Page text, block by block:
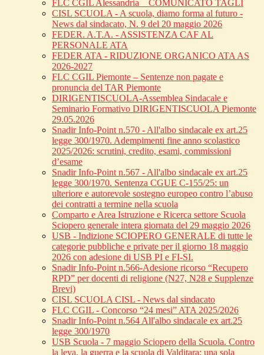
FLC CGIL Alessandria _ COMUNICATO TAGLI
CISL SCUOLA - A scuola, diamo forma al futuro -
News dal sindacato, N. 9 del 20 maggio 2026
FEDER. A.T.A. - ASSISTENZA CAF AL
PERSONALE ATA
FEDER ATA - RIDUZIONE ORGANICO ATA AS
2026-2027
FLC CGIL Piemonte – Sentenze non pagate e
pronuncia del TAR Piemonte
DIRIGENTISCUOLA-Assemblea Sindacale e
Seminario Formativo DIRIGENTISCUOLA Piemonte
29.05.2026
Snadir Info-Point n.570 - All'albo sindacale ex art.25
legge 300/1970. Adempimenti fine anno scolastico
2025/2026: scrutini, credito, esami, commissioni
d’esame
Snadir Info-Point n.567 - All'albo sindacale ex art.25
legge 300/1970. Sentenza CGUE C‑155/25: un
ulteriore e autorevole sostegno europeo contro l’abuso
dei contratti a termine nella scuola
Comparto e Area Istruzione e Ricerca settore Scuola
Sciopero generale intera giornata del 29 maggio 2026
USB - Indizione SCIOPERO GENERALE di tutte le
categorie pubbliche e private per il giorno 18 maggio
2026 con adesione di USB PI e FI-SI.
Snadir Info-Point n.566-Adesione ricorso “Recupero
RPD” per docenti di religione (N27, N28 e Supplenze
Brevi)
CISL SCUOLA CISL - News dal sindacato
FLC CGIL - Concorso “24 mesi” ATA 2025/2026
Snadir Info-Point n.564 All'albo sindacale ex art.25
legge 300/1970
USB Scuola - 7 maggio Sciopero della Scuola. Contro
la leva, la guerra e la scuola di Valditara: una sola